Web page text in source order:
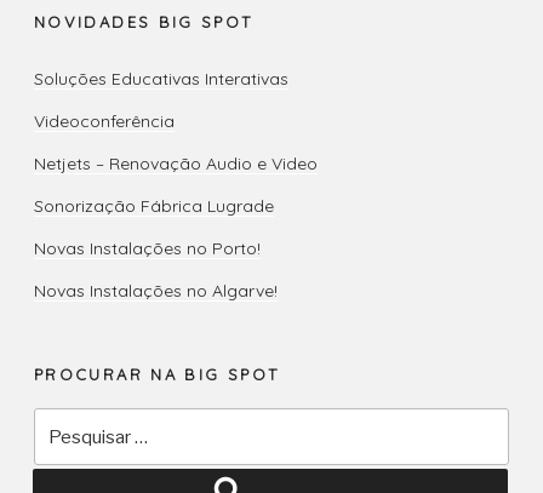
NOVIDADES BIG SPOT
Soluções Educativas Interativas
Videoconferência
Netjets – Renovação Audio e Video
Sonorização Fábrica Lugrade
Novas Instalações no Porto!
Novas Instalações no Algarve!
PROCURAR NA BIG SPOT
por: